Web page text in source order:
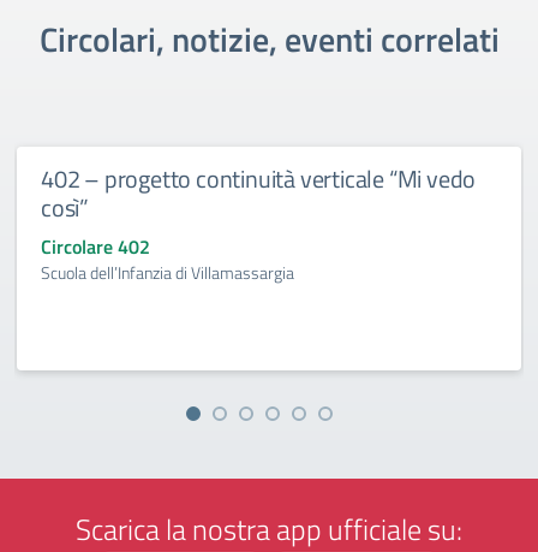
Circolari, notizie, eventi correlati
402 – progetto continuità verticale “Mi vedo
così”
Circolare 402
Scuola dell’Infanzia di Villamassargia
Scarica la nostra app ufficiale su: